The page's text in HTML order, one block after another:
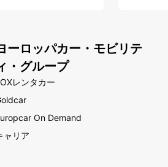
ーロッパカー・モビリテ
・グループ
レンタカー
On Demand
ャリア